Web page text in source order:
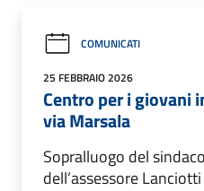
COMUNICATI
25 FEBBRAIO 2026
Centro per i giovani
via Marsala
Sopralluogo del
dell’assessore Lanciotti